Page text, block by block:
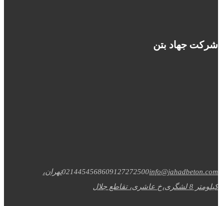
شرکت جهاد بتن
0214454568609127272500info@jahadbeton.com
تهران،
کیلومتر 8 لشگری،خ عاشری، تقاطع جلال